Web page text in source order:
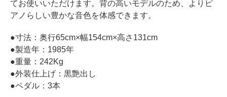
ホフマングランドピアノ
中古ピアノ
てお使いいただけます。背の高いモデルのため、よりピ
アノらしい豊かな音色を体感できます。
●寸法：奥行65cm×幅154cm×高さ131cm
●製造年：1985年
●重量：242Kg
●外装仕上げ：黒艶出し
●ペダル：3本